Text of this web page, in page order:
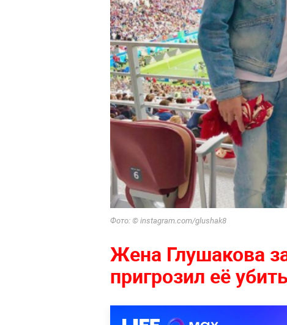
Фото: © instagram.com/glushak8
Жена Глушакова
пригрозил её убить